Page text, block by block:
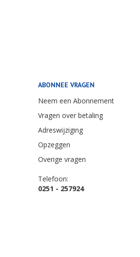
ABONNEE VRAGEN
Neem een Abonnement
Vragen over betaling
Adreswijziging
Opzeggen
Overige vragen
Telefoon:
0251 - 257924